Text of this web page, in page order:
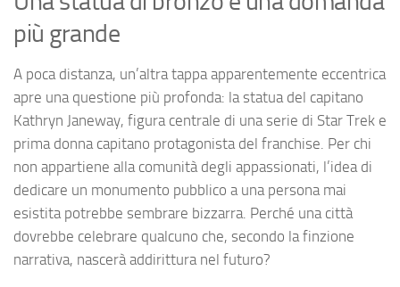
più grande
A poca distanza, un’altra tappa apparentemente eccentrica
apre una questione più profonda: la statua del capitano
Kathryn Janeway, figura centrale di una serie di Star Trek e
prima donna capitano protagonista del franchise. Per chi
non appartiene alla comunità degli appassionati, l’idea di
dedicare un monumento pubblico a una persona mai
esistita potrebbe sembrare bizzarra. Perché una città
dovrebbe celebrare qualcuno che, secondo la finzione
narrativa, nascerà addirittura nel futuro?